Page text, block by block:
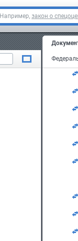
Например, закон о